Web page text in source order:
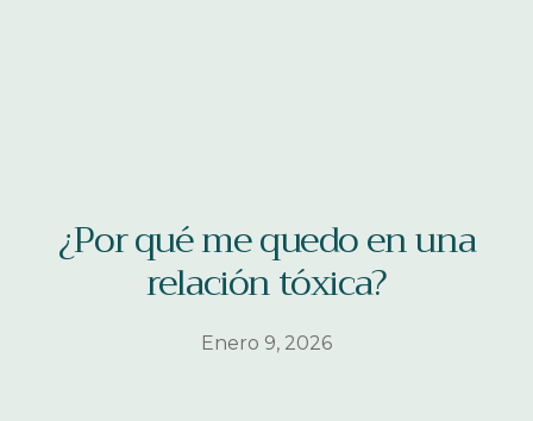
¿Por qué me quedo en una
relación tóxica?
Enero 9, 2026